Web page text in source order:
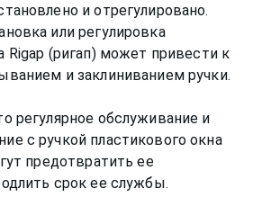
и отрегулировано.
или регулировка
Rigap (ригап) может привести к
и заклиниванием ручки.
регулярное обслуживание и
с ручкой пластикового окна
предотвратить ее
срок ее службы.